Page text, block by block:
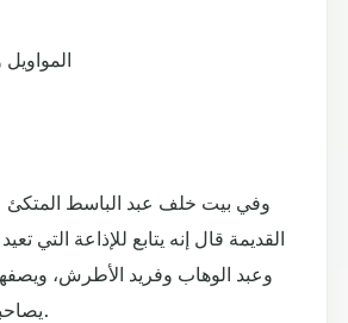
وفي بيت خلف عبد الباسط المتكئ
القديمة قال إنه يتابع للإذاعة التي
وعبد الوهاب وفريد الأطرش،
يصاحبه من الصحو للنوم.